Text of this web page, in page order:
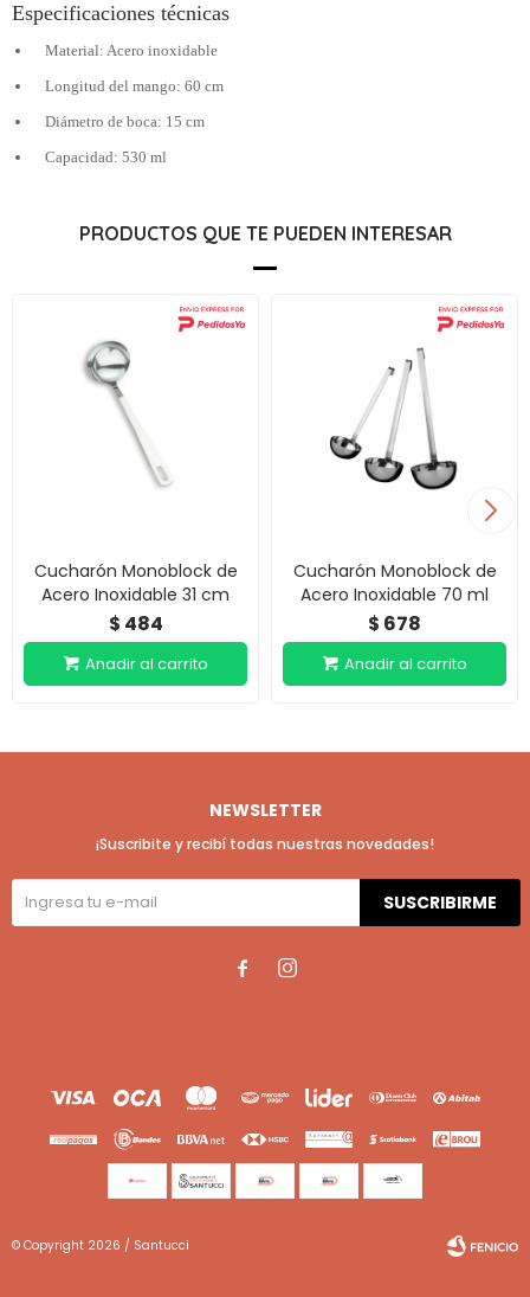
Especificaciones técnicas
Material: Acero inoxidable
Longitud del mango: 60 cm
Diámetro de boca: 15 cm
Capacidad: 530 ml
PRODUCTOS QUE TE PUEDEN INTERESAR
Cucharón Monoblock de
Acero Inoxidable 31 cm
$ 484
Cucharón Monoblock de
Acero Inoxidable 70 ml
$ 678
NEWSLETTER
¡Suscribite y recibí todas nuestras novedades!
SUSCRIBIRME
 
© Copyright 2026 / Santucci